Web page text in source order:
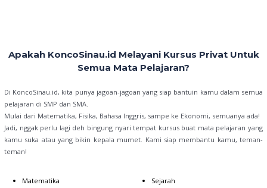
Apakah KoncoSinau.id Melayani Kursus Privat Untuk
Semua Mata Pelajaran?
Di KoncoSinau.id, kita punya jagoan-jagoan yang siap bantuin kamu dalam semua
pelajaran di SMP dan SMA.
Mulai dari Matematika, Fisika, Bahasa Inggris, sampe ke Ekonomi, semuanya ada!
Jadi, nggak perlu lagi deh bingung nyari tempat kursus buat mata pelajaran yang
kamu suka atau yang bikin kepala mumet. Kami siap membantu kamu, teman-
teman!
Matematika
Sejarah